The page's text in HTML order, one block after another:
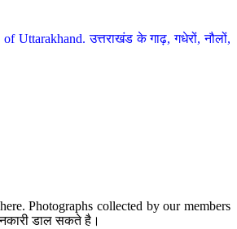
Uttarakhand. उत्तराखंड के गाढ़, गधेरों, नौलों,
Photographs collected by our members
डाल सकते है।